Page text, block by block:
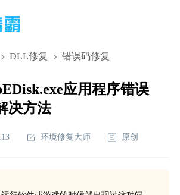
DLL修复 错误码修复
应用程序错误
决方法
环境修复大师 原创